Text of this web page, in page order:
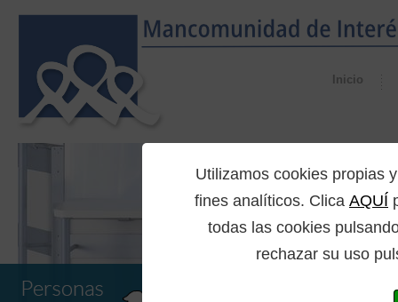
Utilizamos cookies propias
fines analíticos. Clica AQUÍ
todas las cookies
rechazar su uso
Inicio